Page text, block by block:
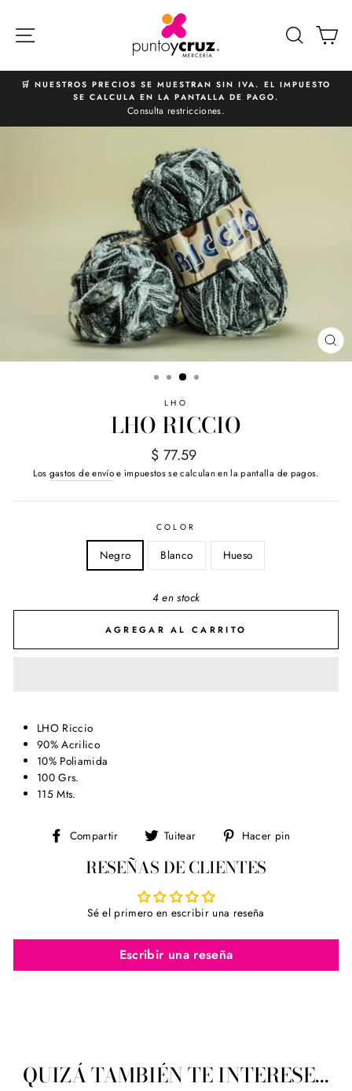
directamente
diapositivas
🛒 NUESTROS PRECIOS SE MUESTRAN SIN IVA. EL IMPUESTO
SE CALCULA EN LA PANTALLA DE PAGO.
Consulta restricciones.
LHO
LHO RICCIO
Precio
habitual
$ 77.59
Los gastos de envíoe impuestos se calculan en la pantalla de pagos.
COLOR
Negro Blanco Hueso
4 en stock
AGREGAR AL CARRITO
LHO Riccio
90% Acrilico
10% Poliamida
100 Grs.
115 Mts.
Compartir
Compartir
Facebook
Tuitear
Tuitear
Twitter
Hacer pin
RESEÑAS DE CLIENTES
Sé el primero en escribir una reseña
Escribir una reseña
QUIZÁ TAMBIÉN TE INTERESE...